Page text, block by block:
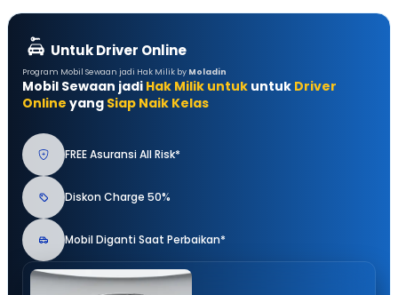
Untuk Driver Online
Program Mobil Sewaan jadi Hak Milik by Moladin
Mobil Sewaan jadi Hak Milik untuk untuk Driver
Online yang Siap Naik Kelas
FREE Asuransi All Risk*
Diskon Charge 50%
Mobil Diganti Saat Perbaikan*